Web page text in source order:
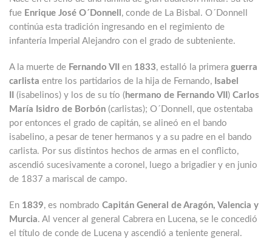
fue Enrique José O´Donnell , conde de La Bisbal. O´Donnell
continúa esta tradición ingresando en el regimiento de
infantería Imperial Alejandro con el grado de subteniente.
A la muerte de Fernando VII en 1833, estalló la primera guerra
carlista entre los partidarios de la hija de Fernando, Isabel
(isabelinos) y los de su tío (hermano de Fernando VII ) Carlos
María Isidro de Borbón (carlistas); O´Donnell, que ostentaba
por entonces el grado de capitán, se alineó en el bando
isabelino, a pesar de tener hermanos y a su padre en el bando
carlista. Por sus distintos hechos de armas en el conflicto,
ascendió sucesivamente a coronel, luego a brigadier y en junio
de 1837 a mariscal de campo.
En 1839, es nombrado Capitán General de Aragón, Valencia y
Murcia. Al vencer al general Cabrera en Lucena, se le concedió
el título de conde de Lucena y ascendió a teniente general.